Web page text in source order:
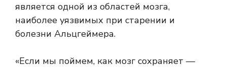
является одной из областей мозга,
наиболее уязвимых при старении и
болезни Альцгеймера.
«Если мы поймем, как мозг сохраняет —